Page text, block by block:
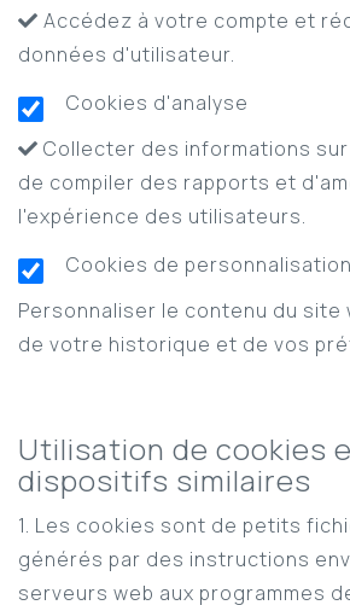
Accédez à votre compte et
données d'utilisateur.
Cookies d'analyse
Collecter des informations
de compiler des rapports et
l'expérience des utilisateurs.
Cookies de personnalisation
Personnaliser le contenu du site
de votre historique et de vos
Utilisation de cookies
dispositifs similaires
1. Les cookies sont de petits
générés par des instructions
serveurs web aux programmes